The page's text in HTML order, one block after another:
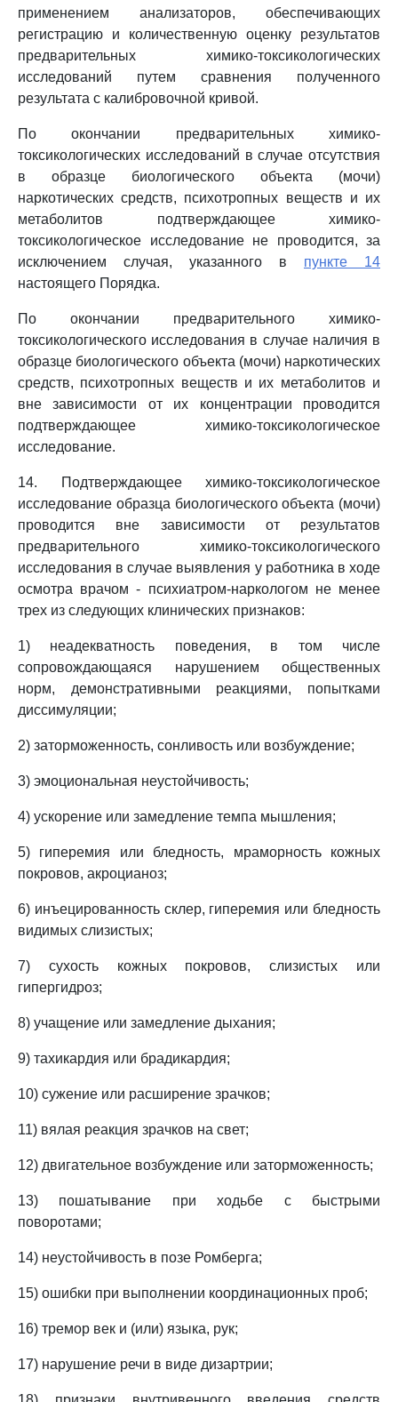
применением анализаторов, обеспечивающих
регистрацию и количественную оценку результатов
предварительных химико-токсикологических
исследований путем сравнения полученного
результата с калибровочной кривой.
По окончании предварительных химико-
токсикологических исследований в случае отсутствия
в образце биологического объекта (мочи)
наркотических средств, психотропных веществ и их
метаболитов подтверждающее химико-
токсикологическое исследование не проводится, за
исключением случая, указанного в пункте 14
настоящего Порядка.
По окончании предварительного химико-
токсикологического исследования в случае наличия в
образце биологического объекта (мочи) наркотических
средств, психотропных веществ и их метаболитов и
вне зависимости от их концентрации проводится
подтверждающее химико-токсикологическое
исследование.
14. Подтверждающее химико-токсикологическое
исследование образца биологического объекта (мочи)
проводится вне зависимости от результатов
предварительного химико-токсикологического
исследования в случае выявления у работника в ходе
осмотра врачом - психиатром-наркологом не менее
трех из следующих клинических признаков:
1) неадекватность поведения, в том числе
сопровождающаяся нарушением общественных
норм, демонстративными реакциями, попытками
диссимуляции;
2) заторможенность, сонливость или возбуждение;
3) эмоциональная неустойчивость;
4) ускорение или замедление темпа мышления;
5) гиперемия или бледность, мраморность кожных
покровов, акроцианоз;
6) инъецированность склер, гиперемия или бледность
видимых слизистых;
7) сухость кожных покровов, слизистых или
гипергидроз;
8) учащение или замедление дыхания;
9) тахикардия или брадикардия;
10) сужение или расширение зрачков;
11) вялая реакция зрачков на свет;
12) двигательное возбуждение или заторможенность;
13) пошатывание при ходьбе с быстрыми
поворотами;
14) неустойчивость в позе Ромберга;
15) ошибки при выполнении координационных проб;
16) тремор век и (или) языка, рук;
17) нарушение речи в виде дизартрии;